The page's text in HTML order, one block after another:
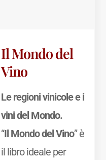
Il Mondo del
Vino
Le regioni vinicole e i
vini del Mondo.
“Il Mondo del Vino” è
il libro ideale per